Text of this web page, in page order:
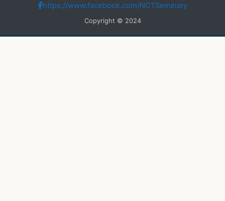
https://www.facebook.com/NCTSeminary
Copyright © 2024